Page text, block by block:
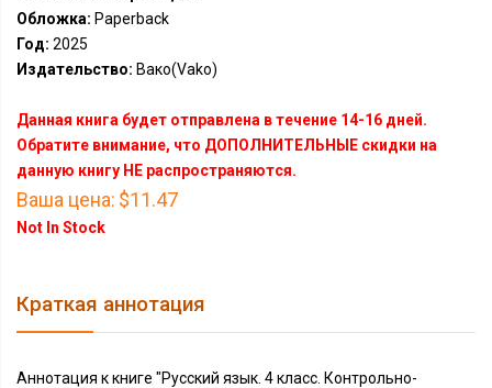
Обложка: Paperback
Год: 2025
Издательство: Вако(Vako)
Данная книга будет отправлена в течение 14-16 дней.
Обратите внимание, что ДОПОЛНИТЕЛЬНЫЕ скидки на
данную книгу НЕ распространяются.
Ваша цена: $11.47
Not In Stock
Краткая аннотация
Аннотация к книге "Русский язык. 4 класс. Контрольно-